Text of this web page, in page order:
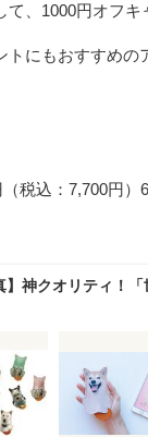
、1000円オフキ
トにもおすすめ
税込：7,700円）
】神クオリティ！